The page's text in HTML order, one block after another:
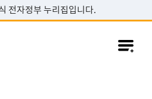
바로가기
전자정부 누리집입니다.